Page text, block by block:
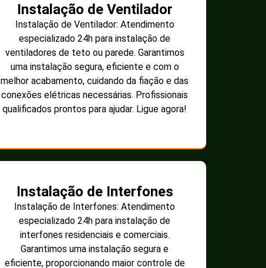
Instalação de Ventilador
Instalação de Ventilador: Atendimento
especializado 24h para instalação de
ventiladores de teto ou parede. Garantimos
uma instalação segura, eficiente e com o
melhor acabamento, cuidando da fiação e das
conexões elétricas necessárias. Profissionais
qualificados prontos para ajudar. Ligue agora!
Instalação de Interfones
Instalação de Interfones: Atendimento
especializado 24h para instalação de
interfones residenciais e comerciais.
Garantimos uma instalação segura e
eficiente, proporcionando maior controle de